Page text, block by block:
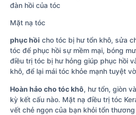
đàn hồi của tóc
Mặt nạ tóc
phục hồi cho tóc bị hư tổn khô, sửa
tóc để phục hồi sự mềm mại, bóng
điều trị tóc bị hư hỏng giúp phục hồi
khô, để lại mái tóc khỏe mạnh tuyệt
Hoàn hảo cho tóc khô, hư tổn, giòn
kỳ kết cấu nào. Mặt nạ điều trị tóc
vết chẻ ngọn của bạn khỏi tổn